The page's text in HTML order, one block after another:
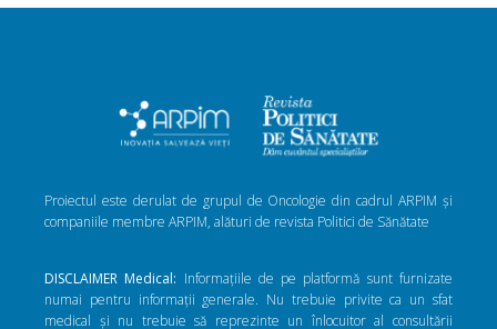
Proiectul este derulat de grupul de Oncologie din cadrul ARPIM și
companiile membre ARPIM, alături de revista Politici de Sănătate
DISCLAIMER Medical: Informațiile de pe platformă sunt furnizate
numai pentru informații generale. Nu trebuie privite ca un sfat
medical și nu trebuie să reprezinte un înlocuitor al consultării